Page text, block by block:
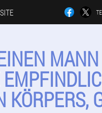
KÖRPERS,